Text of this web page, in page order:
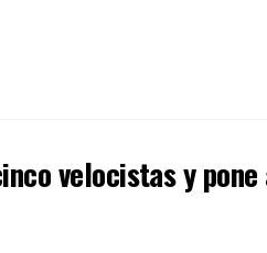
velocistas y pone